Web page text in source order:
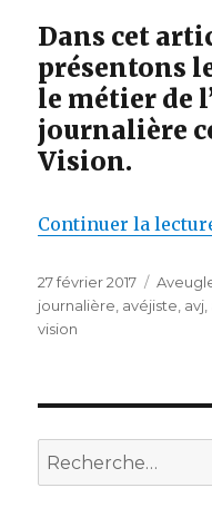
Dans cet
présentons
le métier de
journalière
Vision.
Continuer la
Publié
le
27 février 2017
journalière, avéjiste, avj,
vision
Recherche
pour